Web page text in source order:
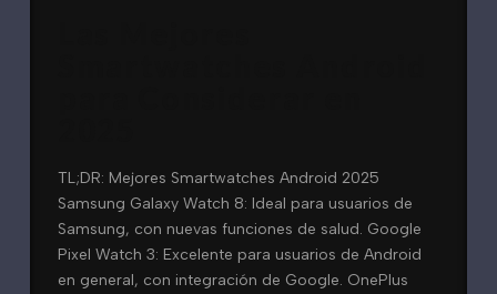
TL;DR: Mejores Smartwatches Android 2025
Samsung Galaxy Watch 8: Ideal para usuarios de
Samsung, con nuevas funciones de salud. Google
Pixel Watch 3: Excelente para usuarios de Android
en general, con integración de Google. OnePlus